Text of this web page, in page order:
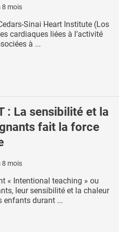
8 mois
Sinai Heart Institute (Los
cardiaques liées à l’activité
à ...
: La sensibilité et la
fait la force
8 mois
« Intentional teaching » ou
leur sensibilité et la chaleur
enfants durant ...